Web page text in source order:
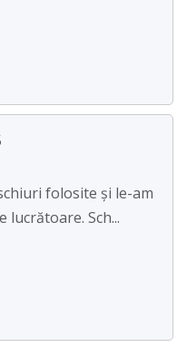
folosite și le-am
Sch...